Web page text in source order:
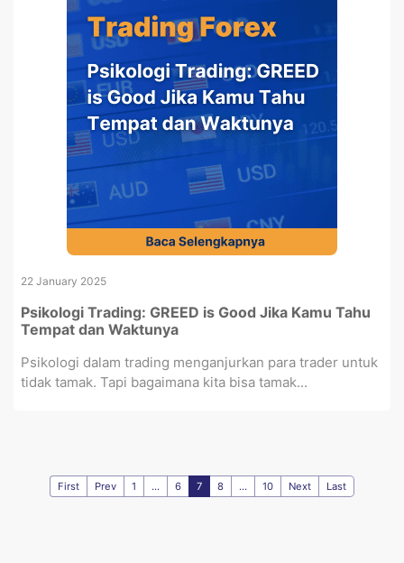
22 January 2025
Psikologi Trading: GREED is Good Jika Kamu Tahu
Tempat dan Waktunya
Psikologi dalam trading menganjurkan para trader untuk
tidak tamak. Tapi bagaimana kita bisa tamak...
First Prev 1 ... 6 7 8 ... 10 Next Last